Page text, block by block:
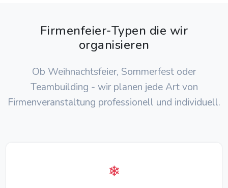
Firmenfeier-Typen die wir
organisieren
Ob Weihnachtsfeier, Sommerfest oder
Teambuilding - wir planen jede Art von
Firmenveranstaltung professionell und individuell.